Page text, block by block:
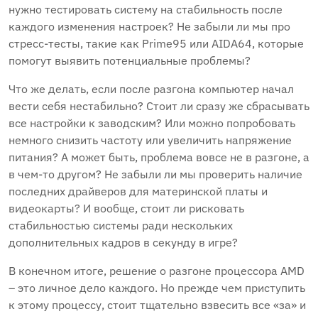
нужно тестировать систему на стабильность после
каждого изменения настроек? Не забыли ли мы про
стресс-тесты, такие как Prime95 или AIDA64, которые
помогут выявить потенциальные проблемы?
Что же делать, если после разгона компьютер начал
вести себя нестабильно? Стоит ли сразу же сбрасывать
все настройки к заводским? Или можно попробовать
немного снизить частоту или увеличить напряжение
питания? А может быть, проблема вовсе не в разгоне, а
в чем-то другом? Не забыли ли мы проверить наличие
последних драйверов для материнской платы и
видеокарты? И вообще, стоит ли рисковать
стабильностью системы ради нескольких
дополнительных кадров в секунду в игре?
В конечном итоге, решение о разгоне процессора AMD
– это личное дело каждого. Но прежде чем приступить
к этому процессу, стоит тщательно взвесить все «за» и